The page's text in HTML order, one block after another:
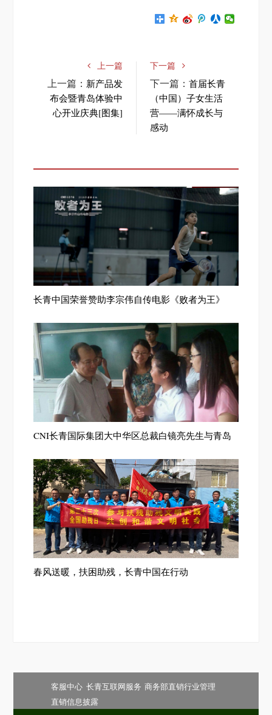
上一篇
上一篇： 新产品发
布会暨青岛体验中
心开业庆典[图集]
下一篇
下一篇： 首届长青
（中国）子女生活
营——满怀成长与
感动
长青中国荣誉赞助李宗伟自传电影《败者为王》
CNI长青国际集团大中华区总裁白镜亮先生与青岛
春风送暖，扶困助残，长青中国在行动
客服中心 长青互联网服务 商务部直销行业管理
直销信息披露